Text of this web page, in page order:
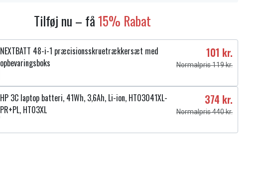
Tilføj nu – få15% Rabat
NEXTBATT 48-i-1 præcisionsskruetrækkersæt med
opbevaringsboks
101 kr.
Normalpris 119 kr.
HP 3C laptop batteri, 41Wh, 3,6Ah, Li-ion, HT03041XL-
PR+PL, HT03XL
374 kr.
Normalpris 440 kr.